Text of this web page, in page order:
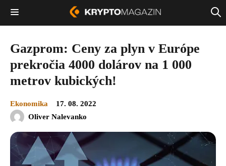
Gazprom: Ceny za plyn v Európe
prekročia 4000 dolárov na 1 000
metrov kubických!
Ekonomika
17. 08. 2022
Oliver Nalevanko